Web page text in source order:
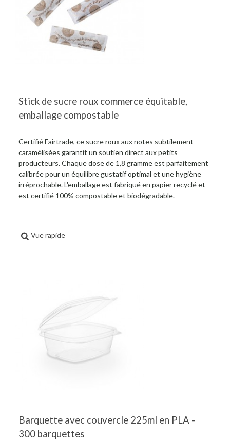
Stick de sucre roux commerce équitable,
emballage compostable
Certifié Fairtrade, ce sucre roux aux notes subtilement
caramélisées garantit un soutien direct aux petits
producteurs. Chaque dose de 1,8 gramme est parfaitement
calibrée pour un équilibre gustatif optimal et une hygiène
irréprochable. L'emballage est fabriqué en papier recyclé et
est certifié 100% compostable et biodégradable.
Vue rapide
Barquette avec couvercle 225ml en PLA -
300 barquettes